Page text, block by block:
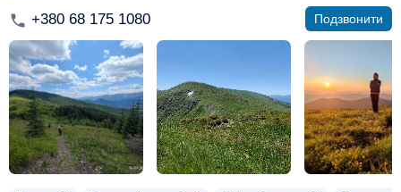
+380 68 175 1080 Подзвонити